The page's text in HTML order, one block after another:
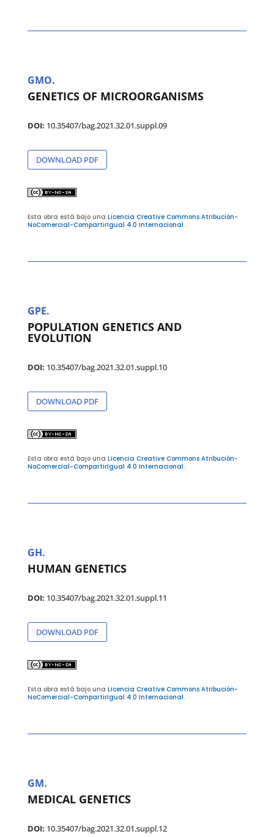
GMO.
GENETICS OF MICROORGANISMS
DOI: 10.35407/bag.2021.32.01.suppl.09
DOWNLOAD PDF
Esta obra está bajo una Licencia Creative Commons Atribución-
NoComercial-CompartirIgual 4.0 Internacional.
GPE.
POPULATION GENETICS AND
EVOLUTION
DOI: 10.35407/bag.2021.32.01.suppl.10
DOWNLOAD PDF
Esta obra está bajo una Licencia Creative Commons Atribución-
NoComercial-CompartirIgual 4.0 Internacional.
GH.
HUMAN GENETICS
DOI: 10.35407/bag.2021.32.01.suppl.11
DOWNLOAD PDF
Esta obra está bajo una Licencia Creative Commons Atribución-
NoComercial-CompartirIgual 4.0 Internacional.
GM.
MEDICAL GENETICS
DOI: 10.35407/bag.2021.32.01.suppl.12